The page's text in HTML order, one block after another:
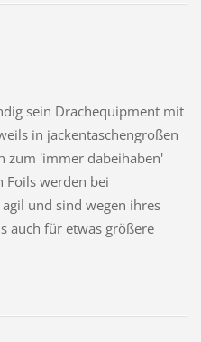
sein Drachequipment mit
in jackentaschengroßen
zum 'immer dabeihaben'
Foils werden bei
und sind wegen ihres
auch für etwas größere